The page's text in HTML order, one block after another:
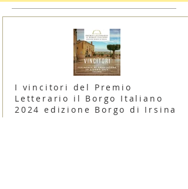
I vincitori del Premio
Letterario il Borgo Italiano
2024 edizione Borgo di Irsina